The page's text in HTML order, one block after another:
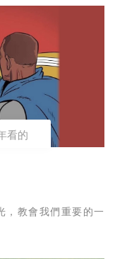
看的
，教會我們重要的一